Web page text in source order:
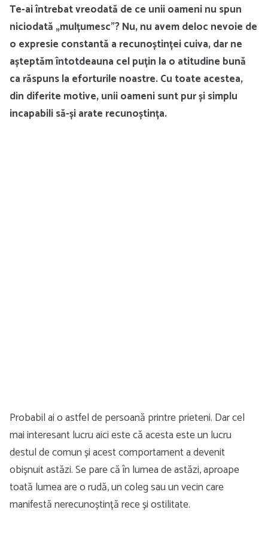
Te-ai întrebat vreodată de ce unii oameni nu spun
niciodată „mulțumesc”? Nu, nu avem deloc nevoie de
o expresie constantă a recunoștinței cuiva, dar ne
așteptăm întotdeauna cel puțin la o atitudine bună
ca răspuns la eforturile noastre. Cu toate acestea,
din diferite motive, unii oameni sunt pur și simplu
incapabili să-și arate recunoștința.
Probabil ai o astfel de persoană printre prieteni. Dar cel
mai interesant lucru aici este că acesta este un lucru
destul de comun și acest comportament a devenit
obișnuit astăzi. Se pare că în lumea de astăzi, aproape
toată lumea are o rudă, un coleg sau un vecin care
manifestă nerecunoștință rece și ostilitate.